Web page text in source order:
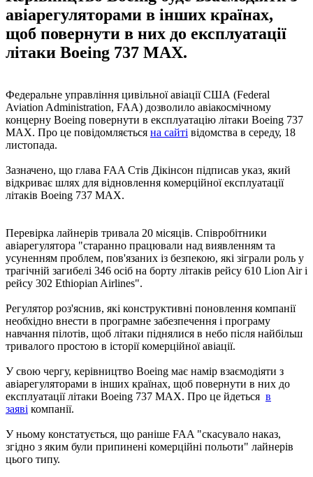
авіарегуляторами в інших країнах,
щоб повернути в них до експлуатації
літаки Boeing 737 MAX.
Федеральне управління цивільної авіації США (Federal
Aviation Administration, FAA) дозволило авіакосмічному
концерну Boeing повернути в експлуатацію літаки Boeing 737
MAX. Про це повідомляється на сайті відомства в середу, 18
листопада.
Зазначено, що глава FAA Стів Дікінсон підписав указ, який
відкриває шлях для відновлення комерційної експлуатації
літаків Boeing 737 MAX.
Перевірка лайнерів тривала 20 місяців. Співробітники
авіарегулятора "старанно працювали над виявленням та
усуненням проблем, пов'язаних із безпекою, які зіграли роль у
трагічній загибелі 346 осіб на борту літаків рейсу 610 Lion Air і
рейсу 302 Ethiopian Airlines".
Регулятор роз'яснив, які конструктивні поновлення компанії
необхідно внести в програмне забезпечення і програму
навчання пілотів, щоб літаки піднялися в небо після найбільш
тривалого простою в історії комерційної авіації.
У свою чергу, керівництво Boeing має намір взаємодіяти з
авіарегуляторами в інших країнах, щоб повернути в них до
експлуатації літаки Boeing 737 MAX. Про це йдеться в
заяві компанії.
У ньому констатується, що раніше FAA "скасувало наказ,
згідно з яким були припинені комерційні польоти" лайнерів
цього типу.